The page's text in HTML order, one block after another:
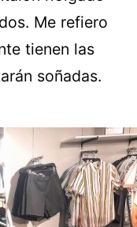
Me refiero
tienen las
soñadas.